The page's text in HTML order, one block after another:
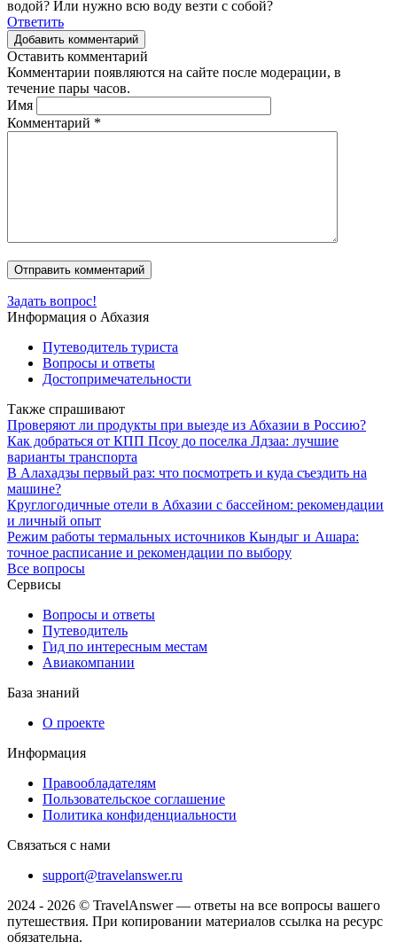
водой? Или нужно всю воду везти с собой?
Ответить
Добавить комментарий
Оставить комментарий
Комментарии появляются на сайте после модерации, в
течение пары часов.
Имя
Комментарий *
Задать вопрос!
Информация о Абхазия
Путеводитель туриста
Вопросы и ответы
Достопримечательности
Также спрашивают
Проверяют ли продукты при выезде из Абхазии в Россию?
Как добраться от КПП Псоу до поселка Лдзаа: лучшие
варианты транспорта
В Алахадзы первый раз: что посмотреть и куда съездить на
машине?
Круглогодичные отели в Абхазии с бассейном: рекомендации
и личный опыт
Режим работы термальных источников Кындыг и Ашара:
точное расписание и рекомендации по выбору
Все вопросы
Сервисы
Вопросы и ответы
Путеводитель
Гид по интересным местам
Авиакомпании
База знаний
О проекте
Информация
Правообладателям
Пользовательское соглашение
Политика конфиденциальности
Связаться с нами
support@travelanswer.ru
2024 - 2026 © TravelAnswer — ответы на все вопросы вашего
путешествия. При копировании материалов ссылка на ресурс
обязательна.